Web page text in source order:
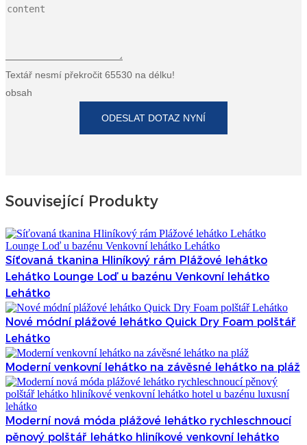
Textář nesmí překročit 65530 na délku!
obsah
ODESLAT DOTAZ NYNÍ
Související Produkty
Síťovaná tkanina Hliníkový rám Plážové lehátko
Lehátko Lounge Loď u bazénu Venkovní lehátko
Lehátko
Nové módní plážové lehátko Quick Dry Foam polštář
Lehátko
Moderní venkovní lehátko na závěsné lehátko na pláž
Moderní nová móda plážové lehátko rychleschnoucí
pěnový polštář lehátko hliníkové venkovní lehátko